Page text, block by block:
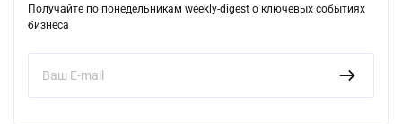
Получайте по понедельникам weekly-digest о ключевых событиях
бизнеса